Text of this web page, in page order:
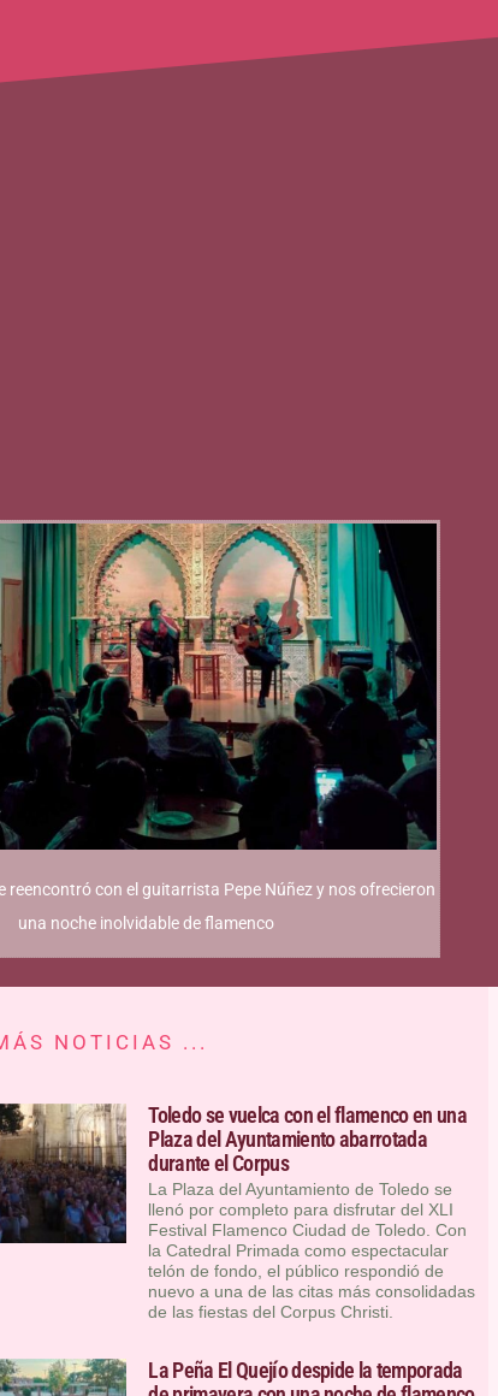
reencontró con el guitarrista Pepe Núñez y nos ofrecieron
una noche inolvidable de flamenco
NOTICIAS ...
Toledo se vuelca con el flamenco en una
Plaza del Ayuntamiento abarrotada
durante el Corpus
La Plaza del Ayuntamiento de Toledo se
llenó por completo para disfrutar del XLI
Festival Flamenco Ciudad de Toledo. Con
la Catedral Primada como espectacular
telón de fondo, el público respondió de
nuevo a una de las citas más consolidadas
de las fiestas del Corpus Christi.
La Peña El Quejío despide la temporada